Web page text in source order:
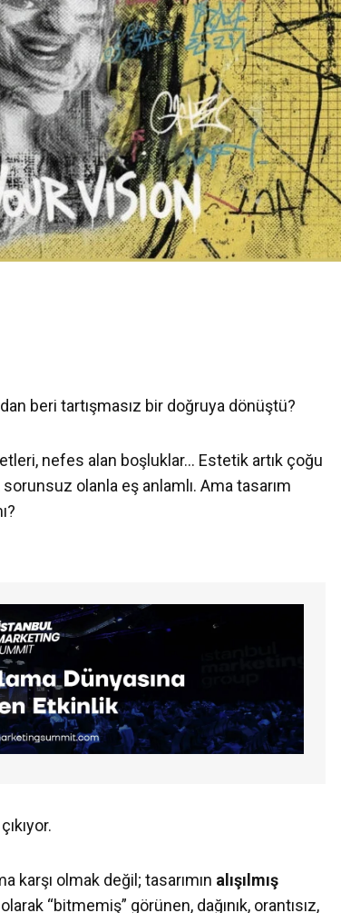
beri tartışmasız bir doğruya dönüştü?
nefes alan boşluklar… Estetik artık çoğu
olanla eş anlamlı. Ama tasarım
karşı olmak değil; tasarımın alışılmış
“bitmemiş” görünen, dağınık, orantısız,